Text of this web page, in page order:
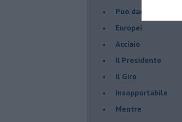
Può darsi
Europei
Acciaio
Il Presidente
​Il Giro
Insopportabile
​Mentre